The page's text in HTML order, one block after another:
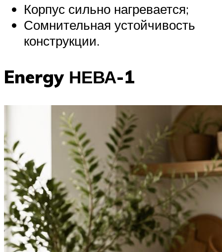
Корпус сильно нагревается;
Сомнительная устойчивость
конструкции.
Energy НЕВА-1